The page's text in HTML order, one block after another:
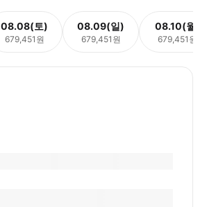
08.08(토)
679,451원
08.09(일)
679,451원
08.10(월)
679,451원